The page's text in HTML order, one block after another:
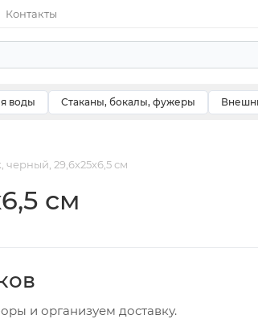
Контакты
воды Стаканы, бокалы, фужеры
черный, 29,6х25х6,5 см
см
и организуем доставку.